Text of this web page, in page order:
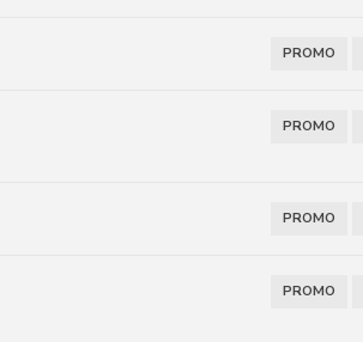
PROMO
PROMO
PROMO
PROMO